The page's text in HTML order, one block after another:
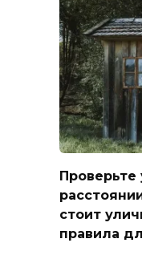
Проверьте
стоит
правила